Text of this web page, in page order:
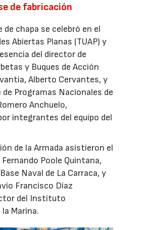
de fabricación
chapa se celebró en el
Abiertas Planas (TUAP) y
del director de
y Buques de Acción
Alberto Cervantes, y
de Programas Nacionales de
Anchuelo,
integrantes del equipo del
de la Armada asistieron el
Poole Quintana,
Naval de La Carraca, y
Francisco Díaz
del Instituto
Marina.